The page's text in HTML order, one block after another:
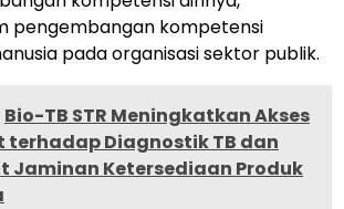
pengembangan kompetensi
pada organisasi sektor publik.
Bio-TB STR Meningkatkan Akses
terhadap Diagnostik TB dan
Jaminan Ketersediaan Produk